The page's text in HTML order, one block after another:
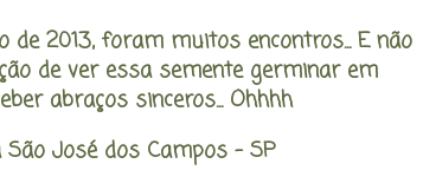
2013, foram muitos encontros... E não
de ver essa semente germinar em
abraços sinceros... Ohhhh
José dos Campos - SP